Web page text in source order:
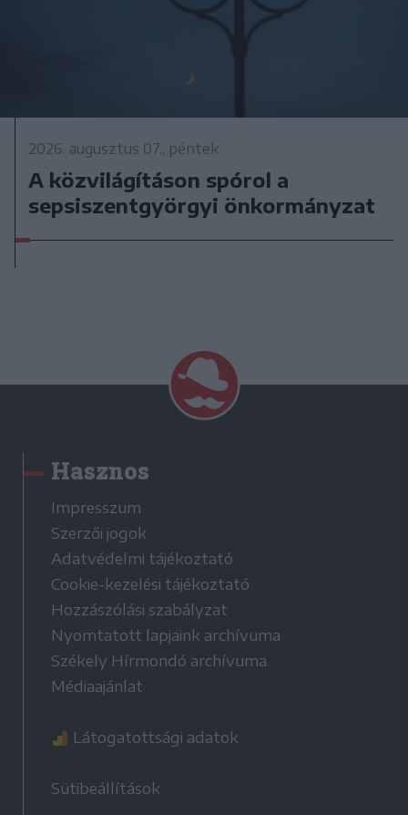
2026. augusztus 07., péntek
A közvilágításon spórol a
sepsiszentgyörgyi önkormányzat
Hasznos
Impresszum
Szerzői jogok
Adatvédelmi tájékoztató
Cookie-kezelési tájékoztató
Hozzászólási szabályzat
Nyomtatott lapjaink archívuma
Székely Hírmondó archívuma
Médiaajánlat
Látogatottsági adatok
Sütibeállítások